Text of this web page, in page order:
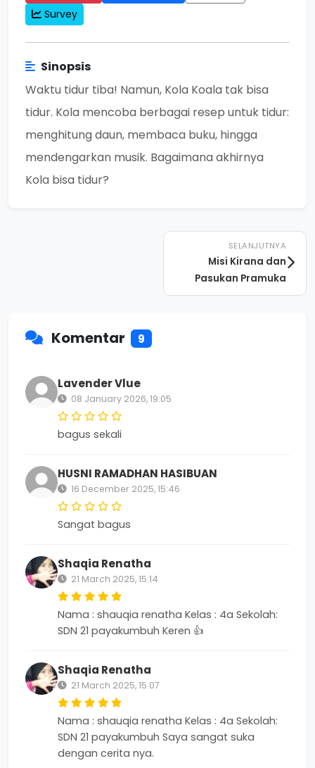
Survey
Sinopsis
Waktu tidur tiba! Namun, Kola Koala tak bisa
tidur. Kola mencoba berbagai resep untuk tidur:
menghitung daun, membaca buku, hingga
mendengarkan musik. Bagaimana akhirnya
Kola bisa tidur?
SELANJUTNYA
Misi Kirana dan
Pasukan Pramuka
Komentar 9
Lavender Vlue
08 January 2026, 19:05
bagus sekali
HUSNI RAMADHAN HASIBUAN
16 December 2025, 15:46
Sangat bagus
Shaqia Renatha
21 March 2025, 15:14
Nama : shauqia renatha Kelas : 4a Sekolah:
SDN 21 payakumbuh Keren 👍
Shaqia Renatha
21 March 2025, 15:07
Nama : shauqia renatha Kelas : 4a Sekolah:
SDN 21 payakumbuh Saya sangat suka
dengan cerita nya.